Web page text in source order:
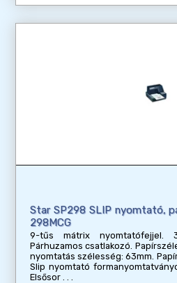
Star SP298 SLIP nyomtató,
298MCG
9-tűs mátrix nyomtatófejjel.
Párhuzamos csatlakozó.
nyomtatás szélesség: 63mm.
Slip nyomtató
Elsősor